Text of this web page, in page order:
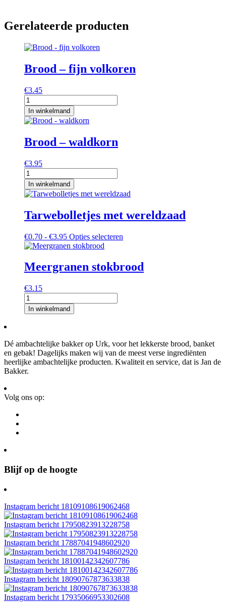
Gerelateerde producten
Brood – fijn volkoren
€3.45
Brood
-
fijn
volkoren
In winkelmand
Brood – waldkorn
€3.95
Brood
-
waldkorn
aantal
In winkelmand
Tarwebolletjes met wereldzaad
€0.70 - €3.95Prijsklasse:
€0.70
€3.95
Opties selecteren
meerdere
variaties.
productpagina
Meergranen stokbrood
€3.15
Meergranen
stokbrood
aantal
In winkelmand
Dé ambachtelijke bakker op Urk, voor het lekkerste brood, banket
en gebak! Dagelijks maken wij van de meest verse ingrediënten
heerlijke ambachtelijke producten. Kwaliteit en service, dat is Jan de
Bakker.
Volg ons op:
Blijf op de hoogte
Instagram bericht 18109108619062468
Instagram bericht 17950823913228758
Instagram bericht 17887041948602920
Instagram bericht 18100142342607786
Instagram bericht 18090767873633838
Instagram bericht 17935066953302608